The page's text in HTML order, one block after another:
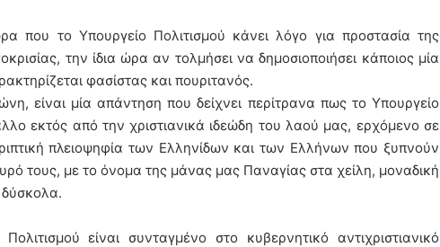
που το Υπουργείο Πολιτισμού κάνει λόγο για προστασία της
την ίδια ώρα αν τολμήσει να δημοσιοποιήσει κάποιος μία
φασίστας και πουριτανός.
είναι μία απάντηση που δείχνει περίτρανα πως το Υπουργείο
εκτός από την χριστιανικά ιδεώδη του λαού μας, ερχόμενο σε
πλειοψηφία των Ελληνίδων και των Ελλήνων που ξυπνούν
τους, με το όνομα της μάνας μας Παναγίας στα χείλη, μοναδική
δύσκολα.
είναι συνταγμένο στο κυβερνητικό αντιχριστιανικό